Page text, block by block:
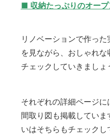
■ 収納たっぷりのオー
リノベーションで作っ
を見ながら、おしゃれ
チェックしていきましょ
それぞれの詳細ページ
間取り図も掲載していま
いはそちらもチェックし